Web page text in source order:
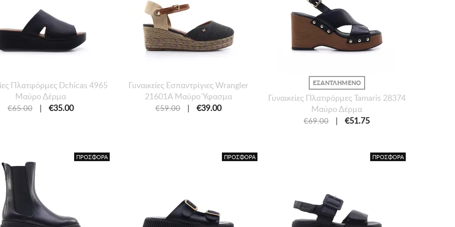
Πλατφόρμες Dchicas 4965
Μαύρο Δέρμα
€65.00 | €35.00
Γυναικείες Εσπαντρίγιες Wrangler
21601A Μαύρο Ύφασμα
€59.00 | €39.00
ΕΞΑΝΤΛΗΜΕΝΟ
Γυναικείες Πλατφόρμες Tamaris 28374
Μαύρο Δέρμα
€69.00 | €51.75
ΠΡΟΣΦΟΡΑ ΠΡΟΣΦΟΡΑ ΠΡΟΣΦΟΡΑ